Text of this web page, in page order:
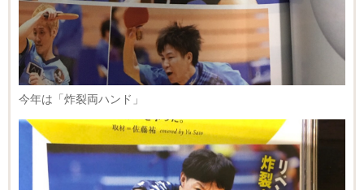
今年は「炸裂両ハンド」